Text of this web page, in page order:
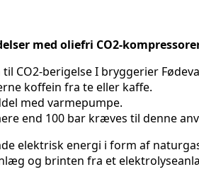
med oliefri CO2-
CO2-berigelse I bryggerier
koffein fra te eller kaffe.
med varmepumpe.
end 100 bar kræves til denne
elektrisk energi i form af
og brinten fra et